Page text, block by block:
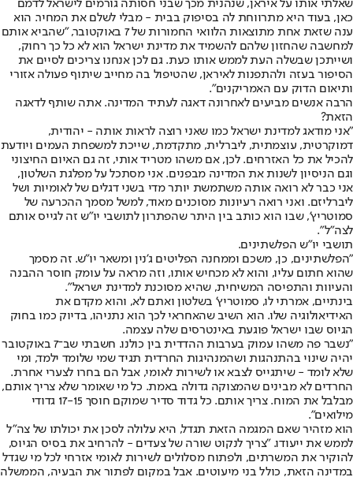
שאלתי אותו על איראן, שנהנית מכך שבני חסותה גורמים לישראל לדמם
כאן, בעוד היא מתרווחת לה בסיפוק בבית - מבלי לשלם את המחיר. הוא
ענה שזאת אחת מתוצאות הלוואי החמורות של 7 באוקטובר, "שהביא אותם
למחשבה שהחזון שלהם להשמיד את מדינת ישראל הוא לא כל כך רחוק,
ושייתכן שבשלה העת לממש אותו כעת. גם לכן אנחנו צריכים לסיים את
הסיפור בעזה ולהתפנות לאיראן, שהטיפול בה מחייב שיתוף פעולה אזורי
ותיאום הדוק עם האמריקנים".
הרבה אנשים מביעים לאחרונה דאגה לעתיד המדינה. אתה שותף לדאגה
הזאת?
"אני מודאג למדינת ישראל כמו שאני רוצה לראות אותה - יהודית,
דמוקרטית, עוצמתית, ליברלית, מתקדמת, שייכת למשפחת העמים ויודעת
להכיל את כל האזרחים. לכן, אם משהו מטריד אותי, זה גם האיום החיצוני
וגם הניסיון לשנות את המדינה מבפנים. אני מסתכל על מפלגת השלטון,
אני כבר לא רואה אותה משתמשת יותר מדי בשני דגלים של לאומיות ושל
ליברליזם. ואני רואה רעיונות מסוכנים מאוד, למשל מסמך ההכרעה של
סמוטריץ', שבו הוא כותב בין היתר שהפתרון לתושבי יו"ש זה לגייס אותם
לצה"ל".
תושבי יו"ש הפלשתינים.
"הפלשתינים, כן, משכם וממחנה הפליטים ג'נין ומשאר יו"ש. זה מסמך
שהוא חתום עליו, והוא לא מכחיש אותו, וזה מראה על עומק חוסר ההבנה
והעיוות והתפיסה המשיחית, שהיא מסוכנת למדינת ישראל".
בינתיים, אמרתי לו, סמוטריץ' בשלטון ואתם לא, והוא מקדם את
האידיאולוגיה שלו. הוא השיב שהאחראי לכך הוא נתניהו, בדיוק כמו בחוק
הגיוס שבו ישראל פוגעת באינטרסים שלה עצמה.
"נשבר פה משהו עמוק בערבות ההדדית בין כולנו. חשבתי שב־7 באוקטובר
יהיה שינוי בהתנהגות ושהמנהיגות החרדית תגיד שמי שלומד ילמד, ומי
שלא לומד - שיתגייס לצבא או לשירות לאומי, אבל הם בחרו לצערי אחרת.
החרדים לא מבינים שהמצוקה גדולה באמת. כל מי שאומר שלא צריך אותם,
מבלבל את המוח. צריך אותם. כל גדוד סדיר שמוקם חוסך 17-15 גדודי
מילואים".
הוא מזהיר שאם המגמה הזאת תגדל, היא עלולה לסכן את יכולתו של צה"ל
לממש את ייעודו. "צריך לנקוט שורה של צעדים - להרחיב את בסיס הגיוס,
להוקיר את המשרתים, ולפתוח מסלולים לשירות לאומי אזרחי לכל מי שגדל
במדינה הזאת, כולל בני מיעוטים. אבל במקום לפתור את הבעיה, הממשלה